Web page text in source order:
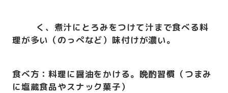
く、煮汁にとろみをつけて汁まで食べる料
理が多い（のっぺなど）味付けが濃い。
食べ方：料理に醤油をかける。晩酌習慣（つまみ
に塩蔵食品やスナック菓子）